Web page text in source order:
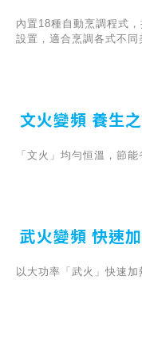
內置18種自動烹調程式
設置，適合烹調各式不同
文火變頻 養生
「文火」均勻恒溫，節
武火變頻 快速
以大功率「武火」快速加